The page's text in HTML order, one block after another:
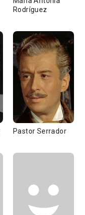
Rodríguez
Pastor Serrador